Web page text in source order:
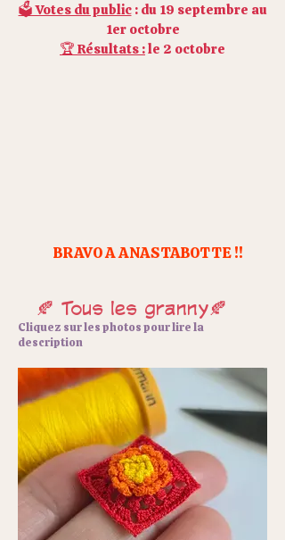
🗳️ Votes du public: du 19 septembre au
1er octobre
🏆 Résultats :le 2 octobre
BRAVO A ANASTABOTTE !!
🍂 Tous les granny🍂
Cliquez sur les photos pour lire la
description